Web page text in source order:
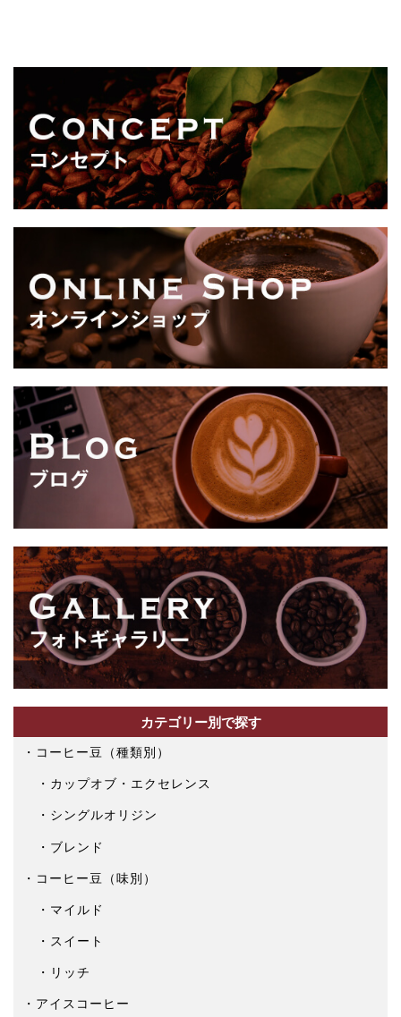
カテゴリー別で探す
コーヒー豆（種類別）
カップオブ・エクセレンス
シングルオリジン
ブレンド
コーヒー豆（味別）
マイルド
スイート
リッチ
アイスコーヒー